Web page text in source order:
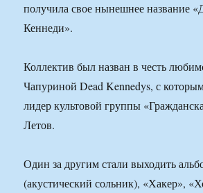
получила свое нынешнее название
Кеннеди».
Коллектив был назван в честь
Чапуриной Dead Kennedys, с
лидер культовой группы
Летов.
Один за другим стали выходить
(акустический сольник), «Хакер»,